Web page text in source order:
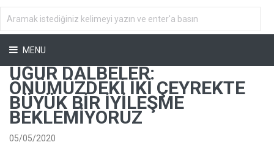
MENU
UĞUR DALBELER:
ÖNÜMÜZDEKI İKI ÇEYREKTE
BÜYÜK BIR İYILEŞME
BEKLEMIYORUZ
05/05/2020